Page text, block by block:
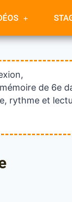
de 6e
rythme et